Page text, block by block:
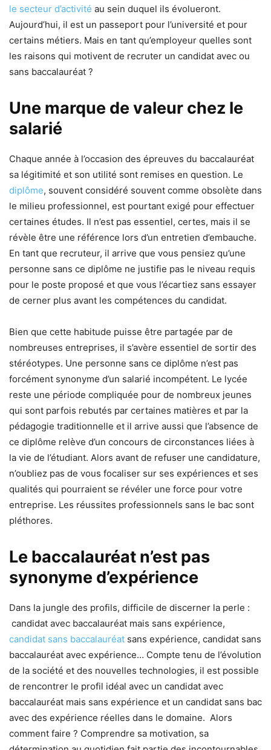
le secteur d’activité au sein duquel ils évolueront.
Aujourd’hui, il est un passeport pour l’université et pour
certains métiers. Mais en tant qu’employeur quelles sont
les raisons qui motivent de recruter un candidat avec ou
sans baccalauréat ?
Une marque de valeur chez le
salarié
Chaque année à l’occasion des épreuves du baccalauréat
sa légitimité et son utilité sont remises en question. Le
diplôme, souvent considéré souvent comme obsolète dans
le milieu professionnel, est pourtant exigé pour effectuer
certaines études. Il n’est pas essentiel, certes, mais il se
révèle être une référence lors d’un entretien d’embauche.
En tant que recruteur, il arrive que vous pensiez qu’une
personne sans ce diplôme ne justifie pas le niveau requis
pour le poste proposé et que vous l’écartiez sans essayer
de cerner plus avant les compétences du candidat.
Bien que cette habitude puisse être partagée par de
nombreuses entreprises, il s’avère essentiel de sortir des
stéréotypes. Une personne sans ce diplôme n’est pas
forcément synonyme d’un salarié incompétent. Le lycée
reste une période compliquée pour de nombreux jeunes
qui sont parfois rebutés par certaines matières et par la
pédagogie traditionnelle et il arrive aussi que l’absence de
ce diplôme relève d’un concours de circonstances liées à
la vie de l’étudiant. Alors avant de refuser une candidature,
n’oubliez pas de vous focaliser sur ses expériences et ses
qualités qui pourraient se révéler une force pour votre
entreprise. Les réussites professionnels sans le bac sont
pléthores.
Le baccalauréat n’est pas
synonyme d’expérience
Dans la jungle des profils, difficile de discerner la perle :
candidat avec baccalauréat mais sans expérience,
candidat sans baccalauréat sans expérience, candidat sans
baccalauréat avec expérience… Compte tenu de l’évolution
de la société et des nouvelles technologies, il est possible
de rencontrer le profil idéal avec un candidat avec
baccalauréat mais sans expérience et un candidat sans bac
avec des expérience réelles dans le domaine. Alors
comment faire ? Comprendre sa motivation, sa